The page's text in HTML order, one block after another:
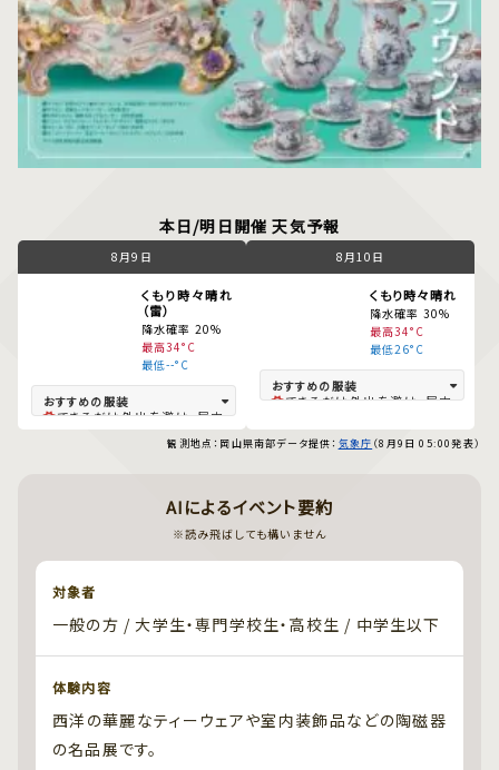
本日/明日開催 天気予報
8月9日
くもり時々晴れ
（雷）
降水確率 20%
最高34°C
最低--°C
できるだけ外出を避け、屋内
では冷房を。
夜も蒸し暑く過ごしづらい。
房対策）、帽子、日傘、冷感ア
イテムがオススメ。 朝晩に
は、日傘、帽子、薄手の羽織
8月10日
くもり時々晴れ
降水確率 30%
最高34°C
最低26°C
できるだけ外出を避け、屋内
夜も蒸し暑く過ごしづらい。
換気や冷房を。
イテムがオススメ。 朝晩に
物（冷房対策）を検討してく
観測地点：岡山県南部データ提供： 気象庁 （8月9日 05:00発表）
AIによるイベント要約
※読み飛ばしても構いません
対象者
一般の方 / 大学生・専門学校生・高校生 / 中学生以下
体験内容
西洋の華麗なティーウェアや室内装飾品などの陶磁器
の名品展です。